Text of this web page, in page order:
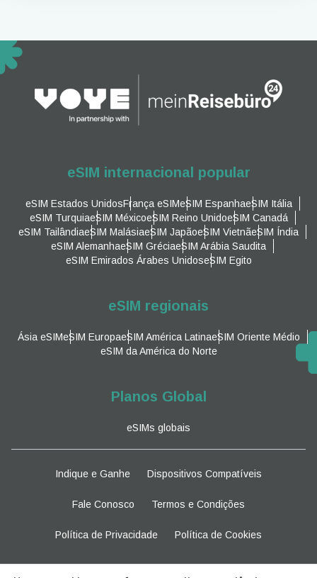
eSIM internacional popular
eSIM Estados UnidosFrança eSIMeSIM EspanhaeSIM Itália
eSIM TurquiaeSIM MéxicoeSIM Reino UnidoeSIM Canadá
eSIM TailândiaeSIM MalásiaeSIM JapãoeSIM VietnãeSIM Índia
eSIM AlemanhaeSIM GréciaeSIM Arábia Saudita
eSIM Emirados Árabes UnidoseSIM Egito
eSIM regionais
Ásia eSIMeSIM EuropaeSIM América LatinaeSIM Oriente Médio
eSIM da América do Norte
Planos Global
eSIMs globais
Indique e Ganhe Dispositivos Compatíveis
Fale Conosco Termos e Condições
Política de Privacidade Política de Cookies